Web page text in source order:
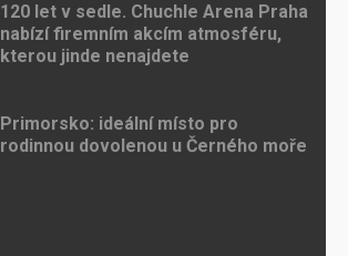
120 let v sedle. Chuchle Arena Praha
nabízí firemním akcím atmosféru,
kterou jinde nenajdete
Primorsko: ideální místo pro
rodinnou dovolenou u Černého moře